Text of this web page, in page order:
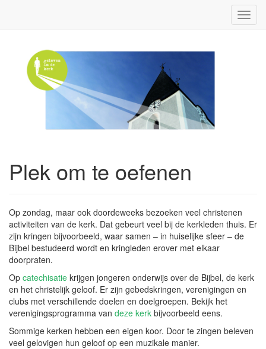
Plek om te oefenen
Op zondag, maar ook doordeweeks bezoeken veel christenen
activiteiten van de kerk. Dat gebeurt veel bij de kerkleden thuis. Er
zijn kringen bijvoorbeeld, waar samen – in huiselijke sfeer – de
Bijbel bestudeerd wordt en kringleden erover met elkaar
doorpraten.
Op catechisatie krijgen jongeren onderwijs over de Bijbel, de kerk
en het christelijk geloof. Er zijn gebedskringen, verenigingen en
clubs met verschillende doelen en doelgroepen. Bekijk het
verenigingsprogramma van deze kerk bijvoorbeeld eens.
Sommige kerken hebben een eigen koor. Door te zingen beleven
veel gelovigen hun geloof op een muzikale manier.